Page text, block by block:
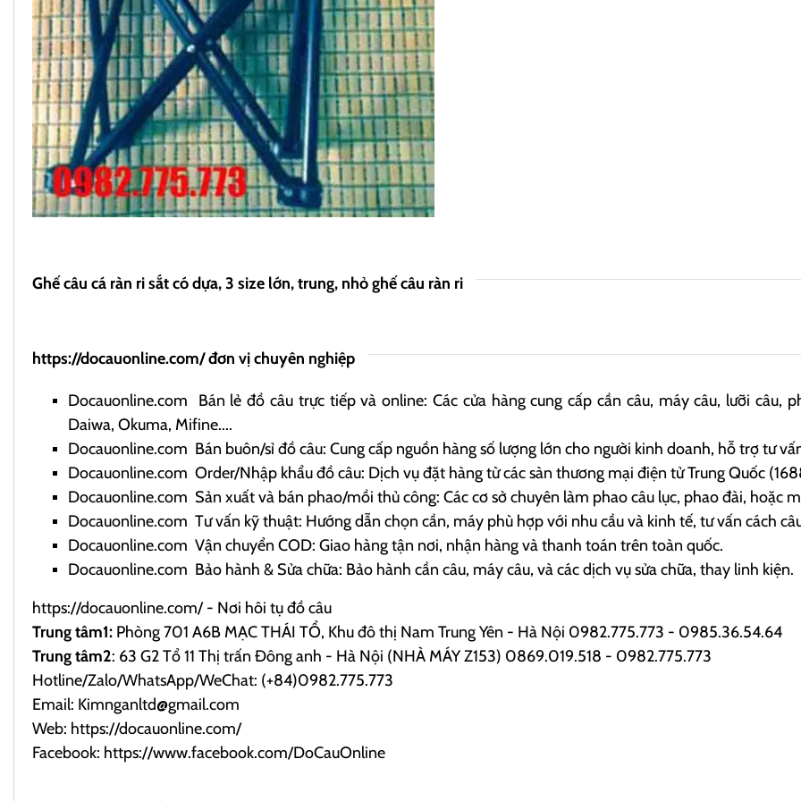
Ghế câu cá ràn ri sắt có dựa, 3 size lớn, trung, nhỏ ghế câu ràn ri
https://docauonline.com/đơn vị chuyên nghiệp
Docauonline.com Bán lẻ đồ câu trực tiếp và online: Các cửa hàng cung cấp cần câu, máy câu, lưỡi câu,
Daiwa, Okuma, Mifine....
Docauonline.com Bán buôn/sỉ đồ câu: Cung cấp nguồn hàng số lượng lớn cho người kinh doanh, hỗ trợ tư
Docauonline.com Order/Nhập khẩu đồ câu: Dịch vụ đặt hàng từ các sàn thương mại điện tử Trung Quốc
Docauonline.com Sản xuất và bán phao/mồi thủ công: Các cơ sở chuyên làm phao câu lục, phao đài, hoặc
Docauonline.com Tư vấn kỹ thuật: Hướng dẫn chọn cần, máy phù hợp với nhu cầu và kinh tế, tư vấn cách
Docauonline.com Vận chuyển COD: Giao hàng tận nơi, nhận hàng và thanh toán trên toàn quốc.
Docauonline.com Bảo hành & Sửa chữa: Bảo hành cần câu, máy câu, và các dịch vụ sửa chữa, thay linh kiện.
https://docauonline.com/- Nơi hôi tụ đồ câu
Trung tâm1: Phòng 701 A6B MẠC THÁI TỔ, Khu đô thị Nam Trung Yên - Hà Nội 0982.775.773 - 0985.36.54.64
Trung tâm2: 63 G2 Tổ 11 Thị trấn Đông anh - Hà Nội (NHÀ MÁY Z153) 0869.019.518 - 0982.775.773
Hotline/Zalo/WhatsApp/WeChat: (+84)0982.775.773
Email: Kimnganltd@gmail.com
Web: https://docauonline.com/
Facebook: https://www.facebook.com/DoCauOnline